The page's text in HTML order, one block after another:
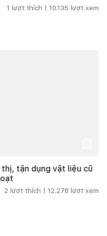
1 lượt thích | 10.135 lượt xem
tận dụng vật liệu cũ
2 lượt thích | 12.278 lượt xem